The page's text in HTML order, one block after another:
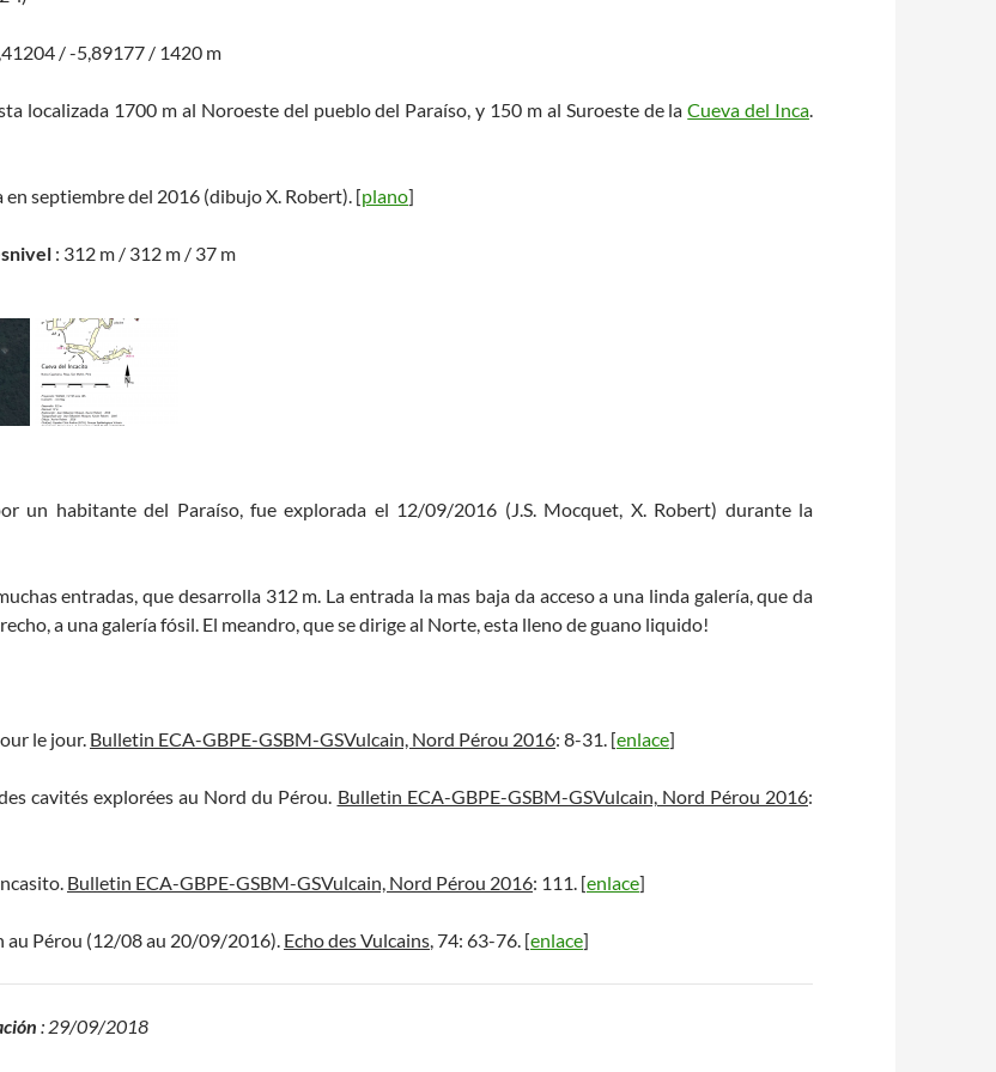
/ -5,89177 / 1420 m
localizada 1700 m al Noroeste del pueblo del Paraíso, y 150 m al Suroeste de laCueva del Inca.
en septiembre del 2016 (dibujo X. Robert). [plano]
: 312 m / 312 m / 37 m
un habitante del Paraíso, fue explorada el 12/09/2016 (J.S. Mocquet, X. Robert) durante la
entradas, que desarrolla 312 m. La entrada la mas baja da acceso a una linda galería, que da
a una galería fósil. El meandro, que se dirige al Norte, esta lleno de guano liquido!
le jour. Bulletin ECA-GBPE-GSBM-GSVulcain, Nord Pérou 2016: 8-31. [enlace]
cavités explorées au Nord du Pérou. Bulletin ECA-GBPE-GSBM-GSVulcain, Nord Pérou 2016:
Bulletin ECA-GBPE-GSBM-GSVulcain, Nord Pérou 2016: 111. [enlace]
au Pérou (12/08 au 20/09/2016). Echo des Vulcains, 74: 63-76. [enlace]
: 29/09/2018